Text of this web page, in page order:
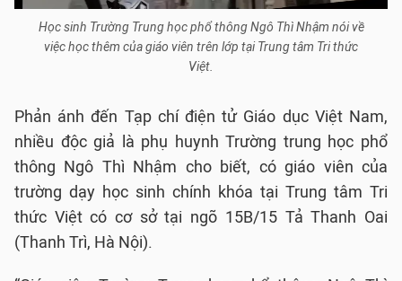
y
i
d
e
Học sinh Trường Trung học phổ thông Ngô Thì Nhậm nói về
việc học thêm của giáo viên trên lớp tại Trung tâm Tri thức
Việt.
Phản ánh đến Tạp chí điện tử Giáo dục Việt Nam,
nhiều độc giả là phụ huynh Trường trung học phổ
thông Ngô Thì Nhậm cho biết, có giáo viên của
trường dạy học sinh chính khóa tại Trung tâm Tri
thức Việt có cơ sở tại ngõ 15B/15 Tả Thanh Oai
(Thanh Trì, Hà Nội).